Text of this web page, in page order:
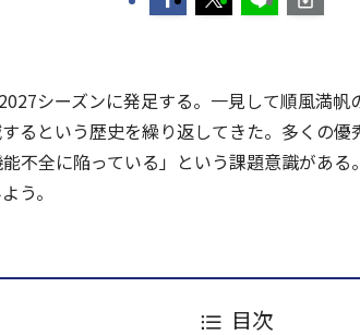
シーズンに発足する。一見して順風満
るという歴史を繰り返してきた。多くの
不全に陥っている」という課題意識があ
う。
目次